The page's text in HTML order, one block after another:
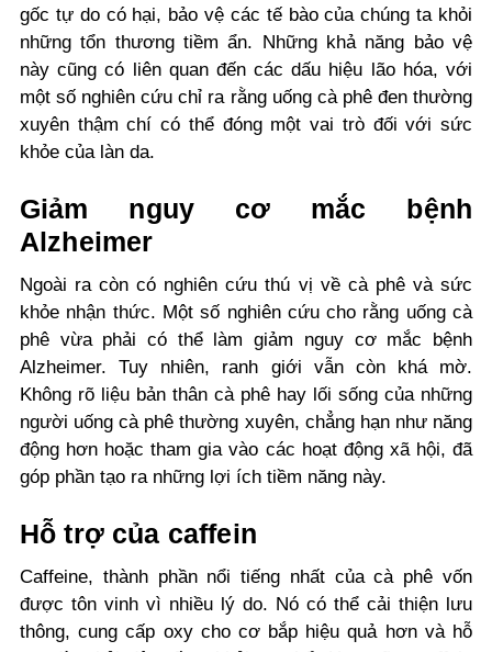
gốc tự do có hại, bảo vệ các tế bào của chúng ta khỏi
những tổn thương tiềm ẩn. Những khả năng bảo vệ
này cũng có liên quan đến các dấu hiệu lão hóa, với
một số nghiên cứu chỉ ra rằng uống cà phê đen thường
xuyên thậm chí có thể đóng một vai trò đối với sức
khỏe của làn da.
Giảm nguy cơ mắc bệnh
Alzheimer
Ngoài ra còn có nghiên cứu thú vị về cà phê và sức
khỏe nhận thức. Một số nghiên cứu cho rằng uống cà
phê vừa phải có thể làm giảm nguy cơ mắc bệnh
Alzheimer. Tuy nhiên, ranh giới vẫn còn khá mờ.
Không rõ liệu bản thân cà phê hay lối sống của những
người uống cà phê thường xuyên, chẳng hạn như năng
động hơn hoặc tham gia vào các hoạt động xã hội, đã
góp phần tạo ra những lợi ích tiềm năng này.
Hỗ trợ của caffein
Caffeine, thành phần nổi tiếng nhất của cà phê vốn
được tôn vinh vì nhiều lý do. Nó có thể cải thiện lưu
thông, cung cấp oxy cho cơ bắp hiệu quả hơn và hỗ